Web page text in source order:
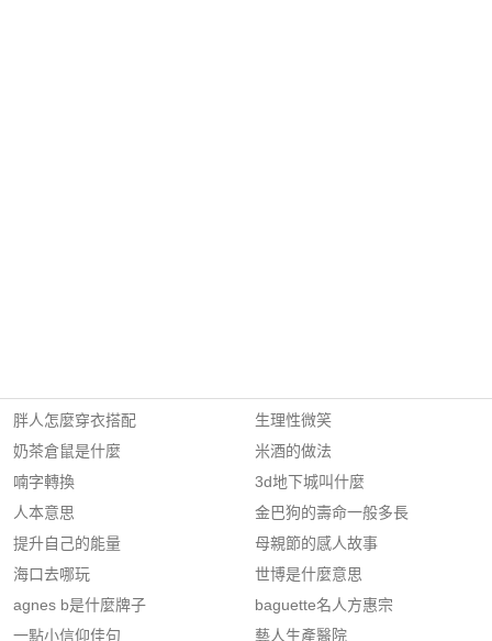
胖人怎麼穿衣搭配
奶茶倉鼠是什麼
喃字轉換
人本意思
提升自己的能量
海口去哪玩
agnes b是什麼牌子
一點小信仰佳句
生理性微笑
米酒的做法
3d地下城叫什麼
金巴狗的壽命一般多長
母親節的感人故事
世博是什麼意思
baguette名人方惠宗
藝人生產醫院